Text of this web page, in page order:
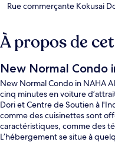
Rue commerçante Kokusai
À propos de
New Normal Condo
New Normal Condo in NAHA
cinq minutes en voiture
Dori et Centre de Soutien à
comme des cuisinettes sont
caractéristiques, comme des
L’hébergement se situe à